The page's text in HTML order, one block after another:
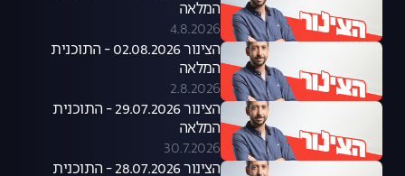
המלאה
4.8.2026
הצינור 02.08.2026 - התוכנית
המלאה
2.8.2026
הצינור 29.07.2026 - התוכנית
המלאה
30.7.2026
הצינור 28.07.2026 - התוכנית